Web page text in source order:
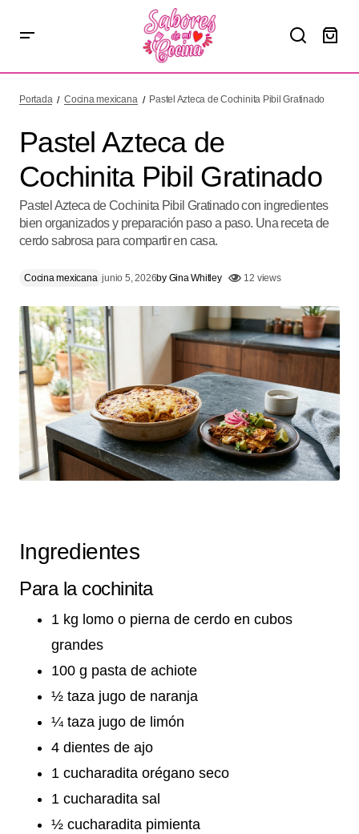
Portada Cocina mexicana Pastel Azteca de Cochinita Pibil Gratinado
Pastel Azteca de
Cochinita Pibil Gratinado
Pastel Azteca de Cochinita Pibil Gratinado con ingredientes
bien organizados y preparación paso a paso. Una receta de
cerdo sabrosa para compartir en casa.
Cocina mexicana junio 5, 2026by Gina Whitley 12 views
Ingredientes
Para la cochinita
1 kg lomo o pierna de cerdo en cubos
grandes
100 g pasta de achiote
½ taza jugo de naranja
¼ taza jugo de limón
4 dientes de ajo
1 cucharadita orégano seco
1 cucharadita sal
½ cucharadita pimienta